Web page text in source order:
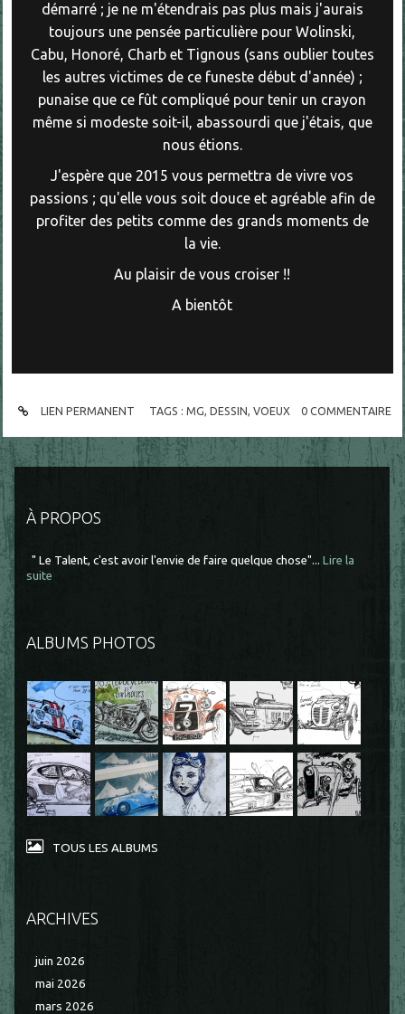
À PROPOS
" Le Talent, c'est avoir l'envie de faire quelque chose"... Lire la
suite
ALBUMS PHOTOS
TOUS LES ALBUMS
ARCHIVES
juin 2026
mai 2026
mars 2026
démarré ; je ne m'étendrais pas plus mais j'aurais
toujours une pensée particulière pour Wolinski,
Cabu, Honoré, Charb et Tignous (sans oublier toutes
les autres victimes de ce funeste début d'année) ;
punaise que ce fût compliqué pour tenir un crayon
même si modeste soit-il, abassourdi que j'étais, que
nous étions.
J'espère que 2015 vous permettra de vivre vos
passions ; qu'elle vous soit douce et agréable afin de
profiter des petits comme des grands moments de
la vie.
Au plaisir de vous croiser !!
A bientôt
LIEN PERMANENT TAGS : MG DESSIN VOEUX 0 COMMENTAIRE